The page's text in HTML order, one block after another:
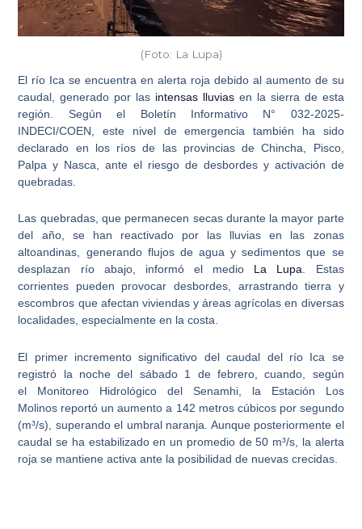
(Foto: La Lupa)
El río Ica se encuentra enalerta roja debido al aumento de su
caudal, generado por las intensas lluvias en la sierra de esta
región. Según el Boletín Informativo N° 032-2025-
INDECI/COEN , este nivel de emergencia también ha sido
declarado en los ríos de las provincias deChincha, Pisco,
Palpa y Nasca , ante el riesgo de desbordes y activación de
quebradas.
Las quebradas, que permanecen secas durante la mayor parte
del año, se han reactivado por las lluvias en las zonas
altoandinas, generando flujos de agua y sedimentos que se
desplazan río abajo, informó el medio La Lupa. Estas
corrientes pueden provocar desbordes, arrastrando tierra y
escombros que afectan viviendas y áreas agrícolas en diversas
localidades, especialmente en la costa.
El primer incremento significativo del caudal del río Ica se
registró la noche del sábado 1 de febrero, cuando, según
el Monitoreo Hidrológico del Senamhi, la Estación Los
Molinos reportó un aumento a 142 metros cúbicos por segundo
(m³/s) , superando el umbral naranja . Aunque posteriormente el
caudal se ha estabilizado en un promedio de50 m³/s , la alerta
roja se mantiene activa ante la posibilidad de nuevas crecidas.